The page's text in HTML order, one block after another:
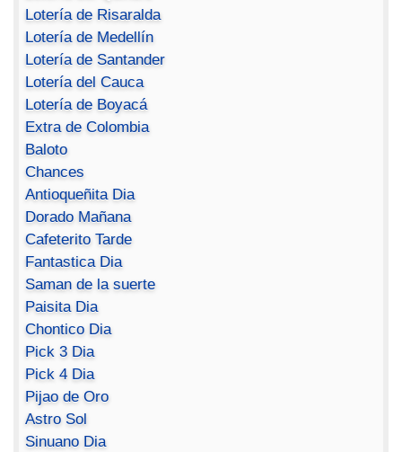
Lotería de Risaralda
Lotería de Medellín
Lotería de Santander
Lotería del Cauca
Lotería de Boyacá
Extra de Colombia
Baloto
Chances
Antioqueñita Dia
Dorado Mañana
Cafeterito Tarde
Fantastica Dia
Saman de la suerte
Paisita Dia
Chontico Dia
Pick 3 Dia
Pick 4 Dia
Pijao de Oro
Astro Sol
Sinuano Dia